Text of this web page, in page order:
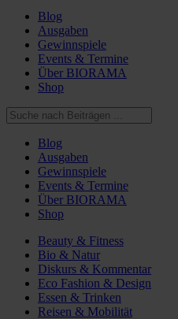
Blog
Ausgaben
Gewinnspiele
Events & Termine
Über BIORAMA
Shop
Blog
Ausgaben
Gewinnspiele
Events & Termine
Über BIORAMA
Shop
Beauty & Fitness
Bio & Natur
Diskurs & Kommentar
Eco Fashion & Design
Essen & Trinken
Reisen & Mobilität